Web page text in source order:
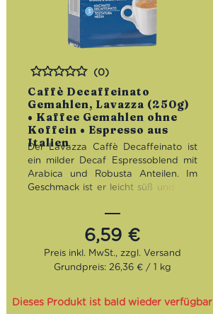
Caffè Decaffeinato
Gemahlen, Lavazza (250g)
• Kaffee Gemahlen ohne
Koffein • Espresso aus
Italien
Bewertet
(0)
Der Lavazza Caffè Decaffeinato ist
ein milder Decaf Espressoblend mit
Arabica und Robusta Anteilen. Im
Geschmack ist er leicht süß und sehr
Röstung:Mittel
Geschmack:Leicht süß,
ausgewogen
6,59 €
Grundpreis: 26,36 € / 1 kg
Dieses Produkt ist bald wieder verfügbar